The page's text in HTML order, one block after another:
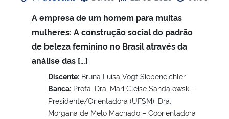
A empresa de um homem para muitas
mulheres: A construção social do padrão
de beleza feminino no Brasil através da
análise das […]
Discente: Bruna Luísa Vogt Siebeneichler
Banca: Profa. Dra. Mari Cleise Sandalowski –
Presidente/Orientadora (UFSM); Dra.
Morgana de Melo Machado – Coorientadora